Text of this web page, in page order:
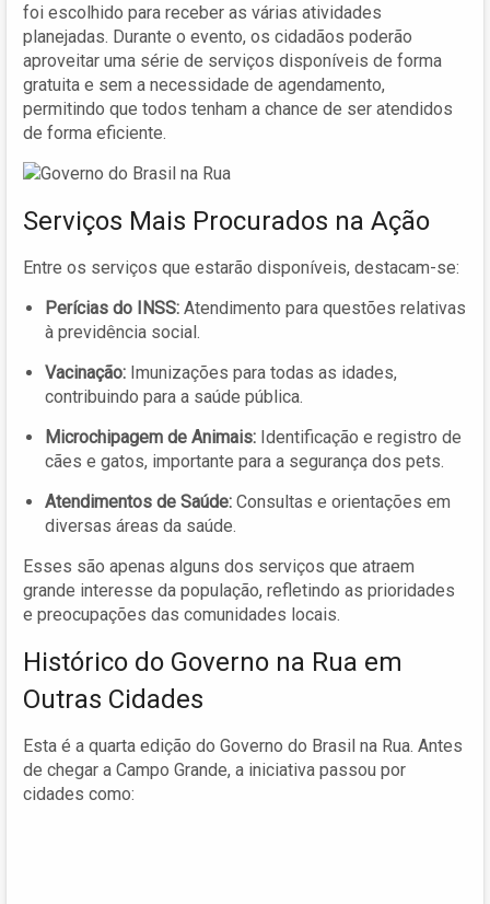
foi escolhido para receber as várias atividades
planejadas. Durante o evento, os cidadãos poderão
aproveitar uma série de serviços disponíveis de forma
gratuita e sem a necessidade de agendamento,
permitindo que todos tenham a chance de ser atendidos
de forma eficiente.
Serviços Mais Procurados na Ação
Entre os serviços que estarão disponíveis, destacam-se:
Perícias do INSS: Atendimento para questões relativas
à previdência social.
Vacinação: Imunizações para todas as idades,
contribuindo para a saúde pública.
Microchipagem de Animais: Identificação e registro de
cães e gatos, importante para a segurança dos pets.
Atendimentos de Saúde: Consultas e orientações em
diversas áreas da saúde.
Esses são apenas alguns dos serviços que atraem
grande interesse da população, refletindo as prioridades
e preocupações das comunidades locais.
Histórico do Governo na Rua em
Outras Cidades
Esta é a quarta edição do Governo do Brasil na Rua. Antes
de chegar a Campo Grande, a iniciativa passou por
cidades como: